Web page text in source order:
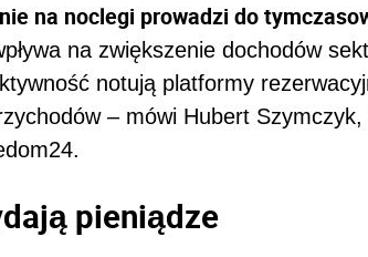
na noclegi prowadzi do
na zwiększenie dochodów
notują platformy
– mówi Hubert
pieniądze